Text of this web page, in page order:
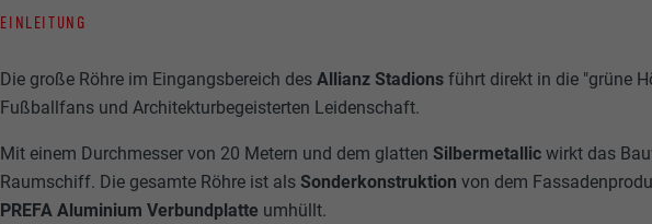
EINLEITUNG
Die große Röhre im Eingangsbereich desAllianz Stadions führt direkt in die "grüne
Fußballfans und Architekturbegeisterten Leidenschaft.
Mit einem Durchmesser von 20 Metern und dem glattenSilbermetallicwirkt das
Raumschiff. Die gesamte Röhre ist alsSonderkonstruktionvon dem
PREFA Aluminium Verbundplatte umhüllt.